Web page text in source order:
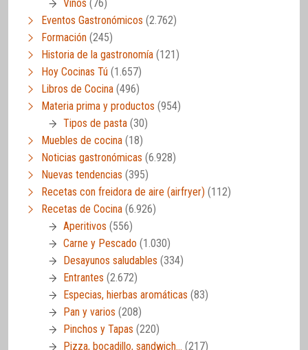
Vinos (76)
Eventos Gastronómicos (2.762)
Formación (245)
Historia de la gastronomía (121)
Hoy Cocinas Tú (1.657)
Libros de Cocina (496)
Materia prima y productos (954)
Tipos de pasta (30)
Muebles de cocina (18)
Noticias gastronómicas (6.928)
Nuevas tendencias (395)
Recetas con freidora de aire (airfryer) (112)
Recetas de Cocina (6.926)
Aperitivos (556)
Carne y Pescado (1.030)
Desayunos saludables (334)
Entrantes (2.672)
Especias, hierbas aromáticas (83)
Pan y varios (208)
Pinchos y Tapas (220)
Pizza, bocadillo, sandwich… (217)